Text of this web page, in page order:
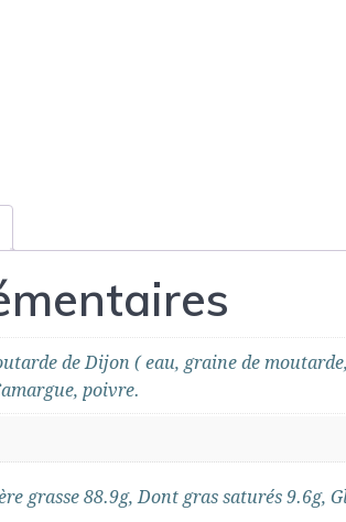
de Dijon ( eau, graine de
poivre.
grasse 88.9g, Dont gras saturés 9.6g,